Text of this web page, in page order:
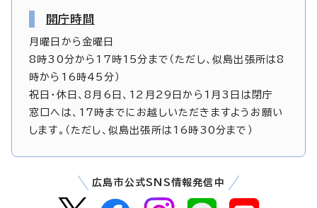
開庁時間
月曜日から金曜日
8時30分から17時15分まで（ただし、似島出張所は8
時から16時45分）
祝日・休日、8月6日、12月29日から1月3日は閉庁
窓口へは、17時までにお越しいただきますようお願い
します。（ただし、似島出張所は16時30分まで）
広島市公式SNS情報発信中